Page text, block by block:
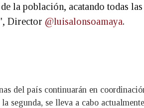
la población, acatando todas
Director @luisalonsoamaya.
del país continuarán en
segunda, se lleva a cabo